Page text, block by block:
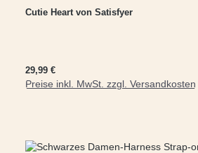
Cutie Heart von Satisfyer
Regulärer Preis:
29,99 €
Preise inkl. MwSt. zzgl. Versandkosten
In den Warenkorb